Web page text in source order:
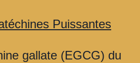
Puissantes
gallate (EGCG) du